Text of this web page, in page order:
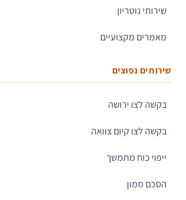
שירותי נוטריון
מאמרים מקצועיים
שירותים נפוצים
בקשה לצו ירושה
בקשה לצו קיום צוואה
ייפוי כוח מתמשך
הסכם ממון